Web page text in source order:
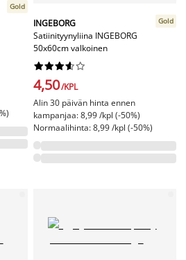
Gold
INGEBORG
Satiinityynyliina INGEBORG
50x60cm valkoinen
Gold






4,50/KPL
Alin 30 päivän hinta ennen
kampanjaa: 8,99 /kpl (-50%)
Normaalihinta: 8,99 /kpl (-50%)